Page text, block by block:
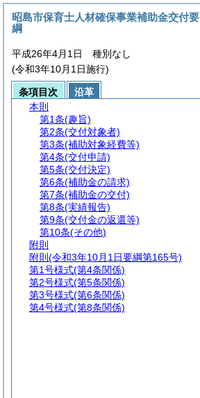
昭島市保育士人材確保事業補助金交付要
綱
平成26年4月1日 種別なし
(令和3年10月1日施行)
条項目次
沿革
本則
第1条(趣旨)
第2条(交付対象者)
第3条(補助対象経費等)
第4条(交付申請)
第5条(交付決定)
第6条(補助金の請求)
第7条(補助金の交付)
第8条(実績報告)
第9条(交付金の返還等)
第10条(その他)
附則
附則 (令和3年10月1日要綱第165号)
第1号様式(第4条関係)
第2号様式(第5条関係)
第3号様式(第6条関係)
第4号様式(第8条関係)